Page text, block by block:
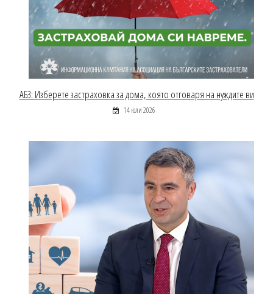
АБЗ: Изберете застраховка за дома, която отговаря на нуждите ви
14 юли 2026